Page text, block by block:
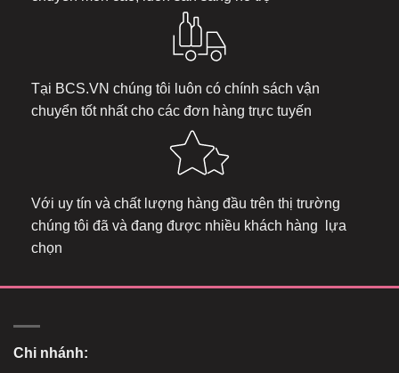
Tại BCS.VN chúng tôi luôn có chính sách vận
chuyển tốt nhất cho các đơn hàng trực tuyến
Với uy tín và chất lượng hàng đầu trên thị trường
chúng tôi đã và đang được nhiều khách hàng lựa
chọn
Chi nhánh: